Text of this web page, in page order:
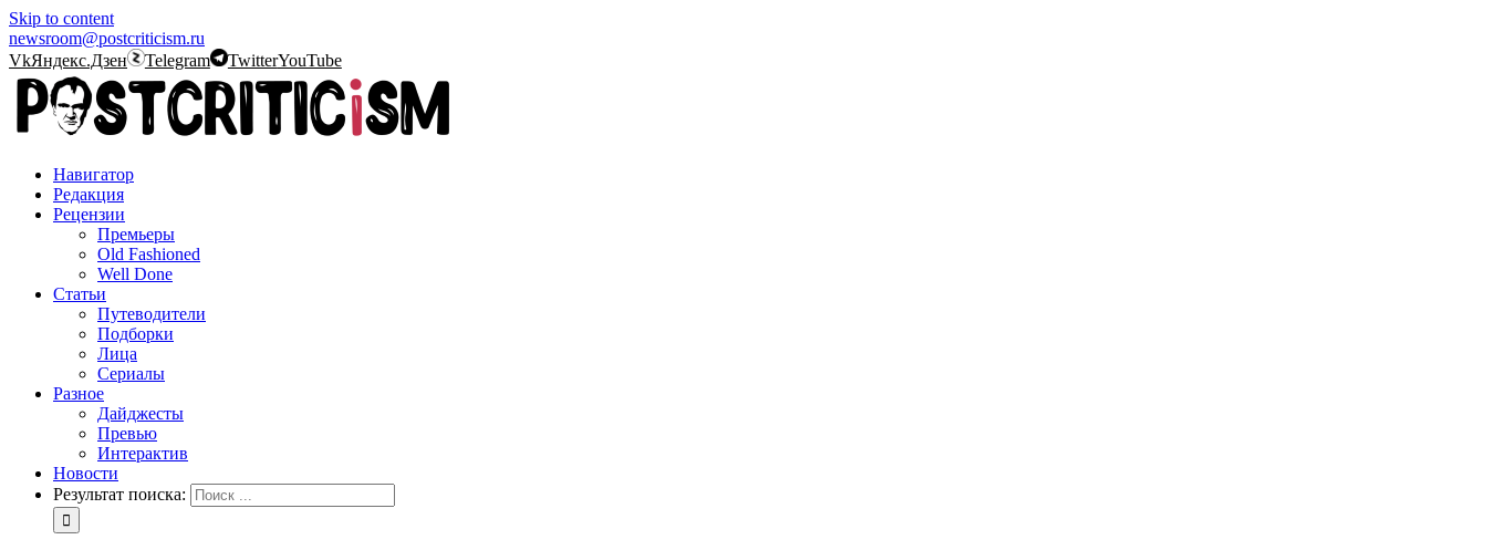
Skip to content
newsroom@postcriticism.ru
VkЯндекс.Дзен Telegram TwitterYouTube
Навигатор
Редакция
Рецензии
Премьеры
Old Fashioned
Well Done
Статьи
Путеводители
Подборки
Лица
Сериалы
Разное
Дайджесты
Превью
Интерактив
Новости
Результат поиска: